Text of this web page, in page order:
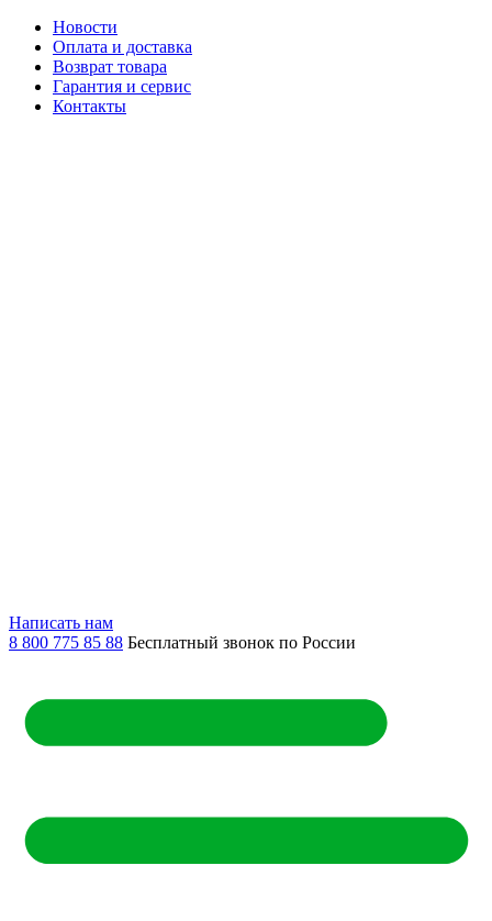
Новости
Оплата и доставка
Возврат товара
Гарантия и сервис
Контакты
Написать нам
8 800 775 85 88 Бесплатный звонок по России